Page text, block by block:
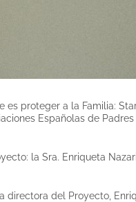
proteger a la Familia:
Españolas de
la Sra. Enriqueta
directora del Proyecto,